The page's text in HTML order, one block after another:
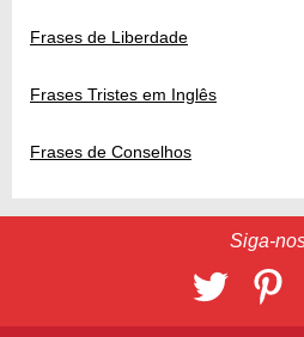
Frases de Liberdade
Frases Tristes em Inglês
Frases de Conselhos
Siga-